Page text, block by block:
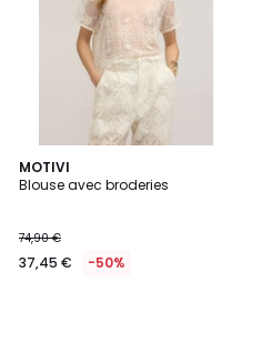
MOTIVI
Blouse avec broderies
74,90 €
37,45 € -50%